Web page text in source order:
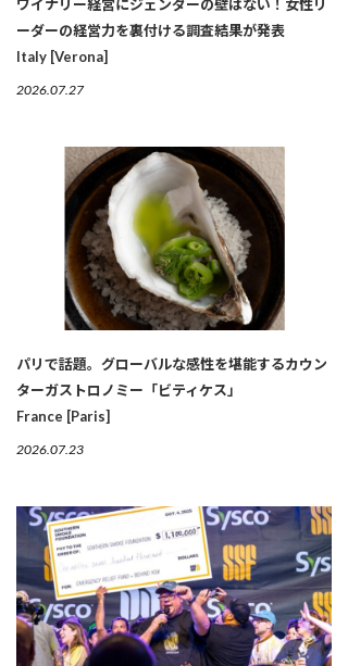
ワイナリー経営にジェンダーの壁はない！女性リ
ーダーの経営力を裏付ける調査結果が発表
Italy [Verona]
2026.07.27
パリで話題。グローバルな感性を堪能するカウン
ターガストロノミー「ビティケス」
France [Paris]
2026.07.23